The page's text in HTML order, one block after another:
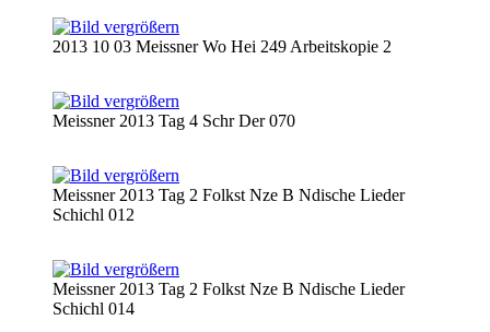
2013 10 03 Meissner Wo Hei 249 Arbeitskopie 2
Meissner 2013 Tag 4 Schr Der 070
Meissner 2013 Tag 2 Folkst Nze B Ndische Lieder
Schichl 012
Meissner 2013 Tag 2 Folkst Nze B Ndische Lieder
Schichl 014